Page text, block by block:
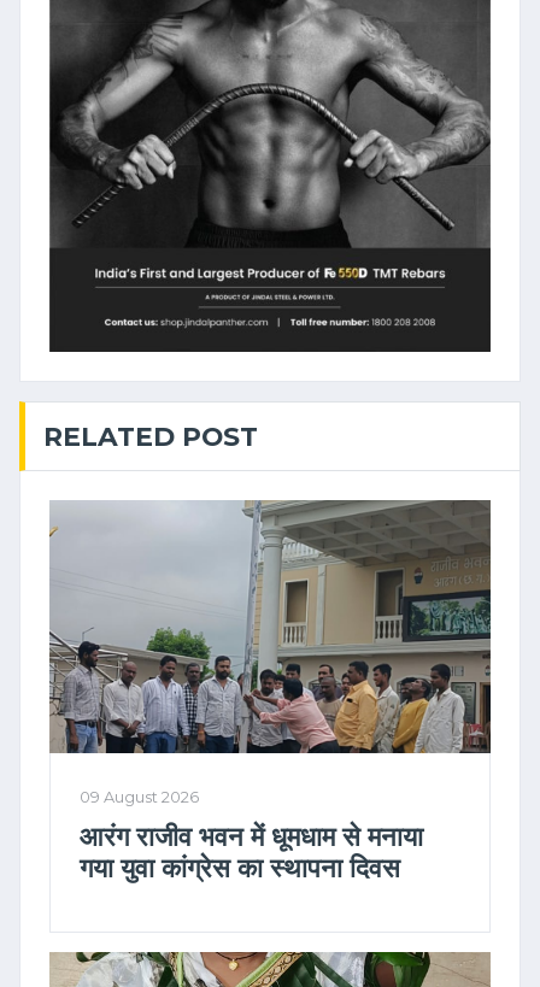
RELATED POST
09 August 2026
आरंग राजीव भवन में धूमधाम से मनाया
गया युवा कांग्रेस का स्थापना दिवस